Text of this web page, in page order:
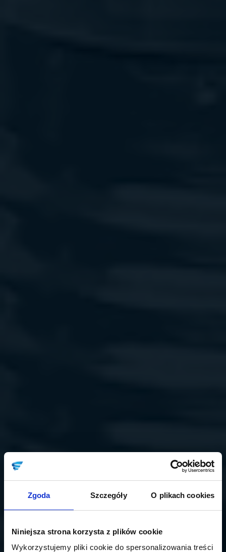
Zgoda Szczegóły O plikach cookies
Niniejsza strona korzysta z plików cookie
Wykorzystujemy pliki cookie do spersonalizowania treści